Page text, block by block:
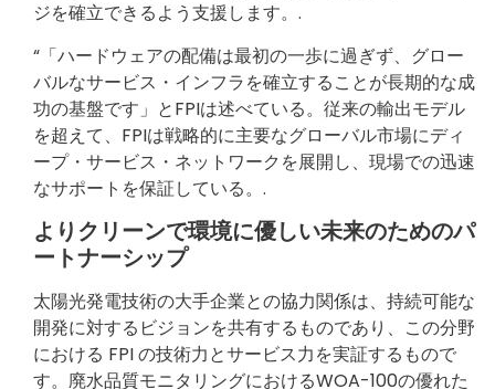
ジを確立できるよう支援します。.
“「ハードウェアの配備は最初の一歩に過ぎず、グロー
バルなサービス・インフラを確立することが長期的な成
功の基盤です」とFPIは述べている。従来の輸出モデル
を超えて、FPIは戦略的に主要なグローバル市場にディ
ープ・サービス・ネットワークを展開し、現場での迅速
なサポートを保証している。.
よりクリーンで環境に優しい未来のためのパ
ートナーシップ
太陽光発電技術の大手企業との協力関係は、持続可能な
開発に対するビジョンを共有するものであり、この分野
における FPI の技術力とサービス力を実証するもので
す。廃水品質モニタリングにおけるWOA-100の優れた